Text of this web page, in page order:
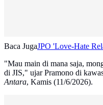
Baca JugaJPO 'Love-Hate
"Mau main di mana saja,
di JIS," ujar Pramono di
Antara, Kamis (11/6/2026).